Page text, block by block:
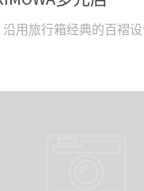
沿用旅行箱经典的百褶